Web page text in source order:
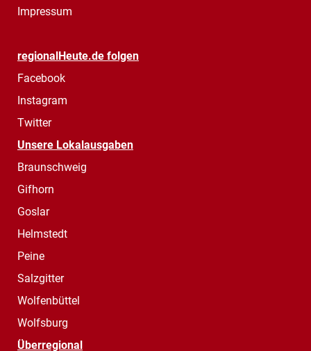
Impressum
regionalHeute.de folgen
Facebook
Instagram
Twitter
Unsere Lokalausgaben
Braunschweig
Gifhorn
Goslar
Helmstedt
Peine
Salzgitter
Wolfenbüttel
Wolfsburg
Überregional